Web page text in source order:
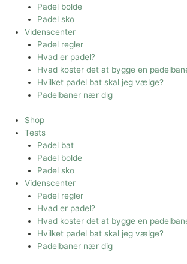
Padel bolde
Padel sko
Videnscenter
Padel regler
Hvad er padel?
Hvad koster det at bygge en
Hvilket padel bat skal jeg vælge?
Padelbaner nær dig
Shop
Tests
Padel bat
Padel bolde
Padel sko
Videnscenter
Padel regler
Hvad er padel?
Hvad koster det at bygge en
Hvilket padel bat skal jeg vælge?
Padelbaner nær dig